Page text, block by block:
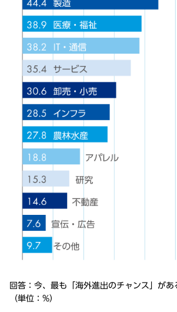
回答：今、最も「海外進出のチャンス」があ
（単位：%）